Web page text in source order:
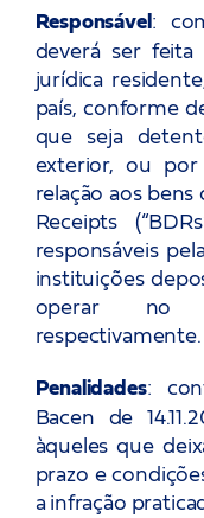
Responsável:
deverá ser feita
jurídica
país, conforme
que seja
exterior, ou por
relação aos
Receipts
responsáveis
instituições
operar no
respectivamente.
Penalidades:
Bacen de
àqueles que
prazo e
a infração